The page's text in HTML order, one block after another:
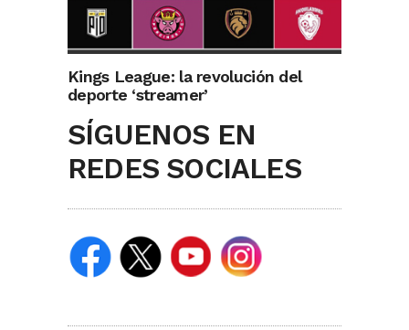
Kings League: la revolución del
deporte ‘streamer’
SÍGUENOS EN
REDES SOCIALES